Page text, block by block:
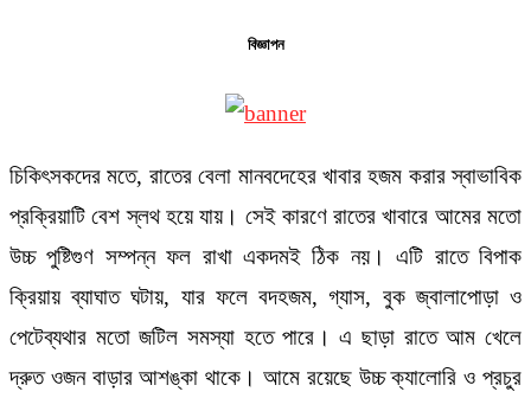
বিজ্ঞাপন
চিকিৎসকদের মতে, রাতের বেলা মানবদেহের খাবার হজম করার স্বাভাবিক
প্রক্রিয়াটি বেশ স্লথ হয়ে যায়। সেই কারণে রাতের খাবারে আমের মতো
উচ্চ পুষ্টিগুণ সম্পন্ন ফল রাখা একদমই ঠিক নয়। এটি রাতে বিপাক
ক্রিয়ায় ব্যাঘাত ঘটায়, যার ফলে বদহজম, গ্যাস, বুক জ্বালাপোড়া ও
পেটেব্যথার মতো জটিল সমস্যা হতে পারে। এ ছাড়া রাতে আম খেলে
দ্রুত ওজন বাড়ার আশঙ্কা থাকে। আমে রয়েছে উচ্চ ক্যালোরি ও প্রচুর